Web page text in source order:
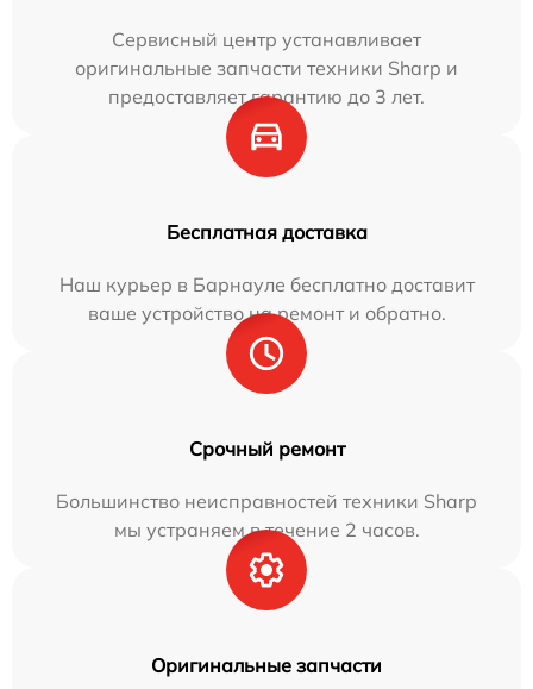
Сервисный центр устанавливает
оригинальные запчасти техники Sharp и
предоставляет гарантию до 3 лет.
Бесплатная доставка
Наш курьер в Барнауле бесплатно доставит
ваше устройство на ремонт и обратно.
Срочный ремонт
Большинство неисправностей техники Sharp
мы устраняем в течение 2 часов.
Оригинальные запчасти